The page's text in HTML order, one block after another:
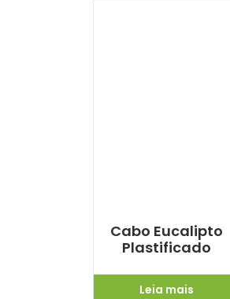
Cabo Eucalipto
Plastificado
Leia mais